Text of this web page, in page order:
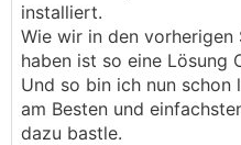
Auch ist die Service-
Komponenten noch nicht
Aber das ist aktuell noch
eingehen muss, wenn
KWL-Entfeuchtungs-
installiert.
Wie wir in den vorherigen
haben ist so eine Lösung
Und so bin ich nun schon
am Besten und
dazu bastle.